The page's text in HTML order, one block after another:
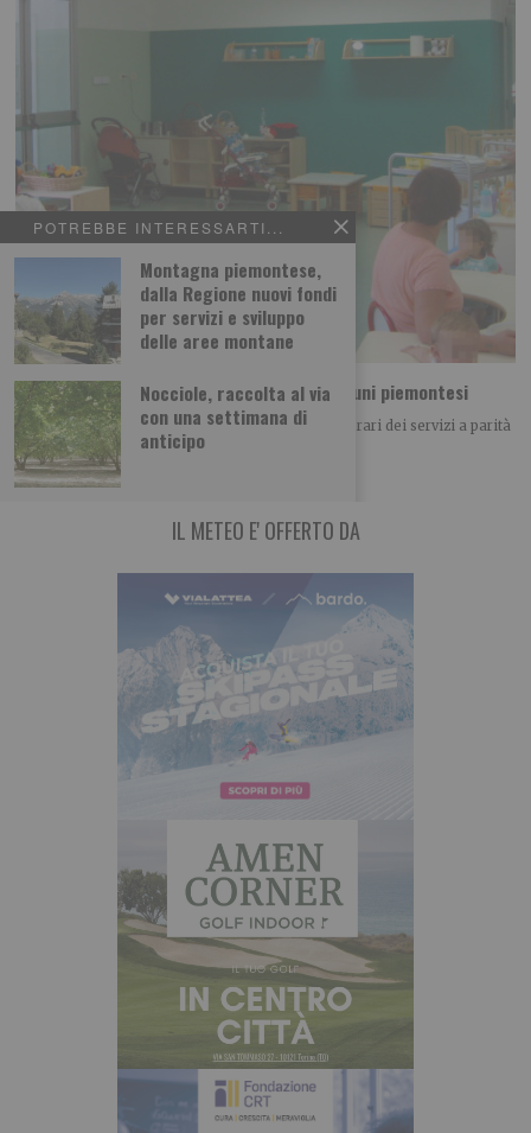
POTREBBE INTERESSARTI...
Montagna piemontese,
dalla Regione nuovi fondi
per servizi e sviluppo
delle aree montane
Nocciole, raccolta al via
con una settimana di
anticipo
Nuovi orari Nidi comunali: coinvolti 77 Comuni piemontesi
Dalla Regione 1,5 milioni di euro per ampliare gli orari dei servizi a parità
di tariffa
IL METEO E' OFFERTO DA